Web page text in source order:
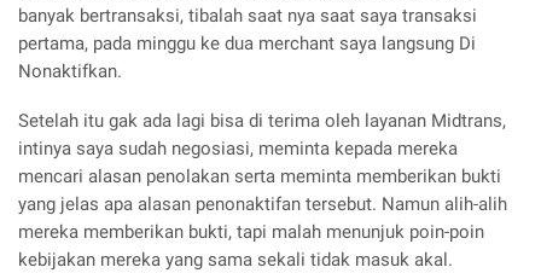
banyak bertransaksi, tibalah saat nya saat saya transaksi
pertama, pada minggu ke dua merchant saya langsung Di
Nonaktifkan.
Setelah itu gak ada lagi bisa di terima oleh layanan Midtrans,
intinya saya sudah negosiasi, meminta kepada mereka
mencari alasan penolakan serta meminta memberikan bukti
yang jelas apa alasan penonaktifan tersebut. Namun alih-alih
mereka memberikan bukti, tapi malah menunjuk poin-poin
kebijakan mereka yang sama sekali tidak masuk akal.